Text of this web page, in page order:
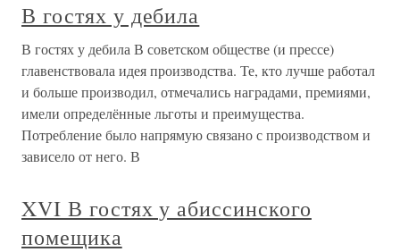
В гостях у дебила
В гостях у дебила В советском обществе (и прессе)
главенствовала идея производства. Те, кто лучше работал
и больше производил, отмечались наградами, премиями,
имели определённые льготы и преимущества.
Потребление было напрямую связано с производством и
зависело от него. В
XVI В гостях у абиссинского
помещика